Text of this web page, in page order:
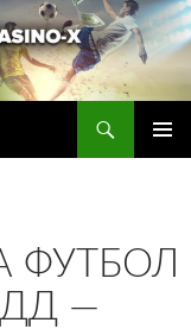
ФУТБОЛ
—